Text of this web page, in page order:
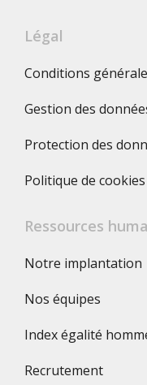
Légal
Conditions
Gestion des
Protection des
Politique de cookies
Ressources
Notre implantation
Nos équipes
Index égalité
Recrutement